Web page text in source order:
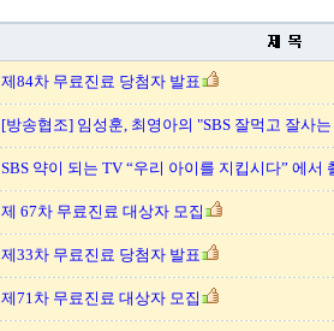
제84차 무료진료 당첨자 발표
[방송협조] 임성훈, 최영아의 "SBS 잘먹고 잘사
SBS 약이 되는 TV “우리 아이를 지킵시다” 에서
제 67차 무료진료 대상자 모집
제33차 무료진료 당첨자 발표
제71차 무료진료 대상자 모집